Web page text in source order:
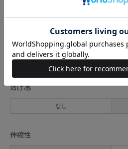
なし
透け感
なし
伸縮性